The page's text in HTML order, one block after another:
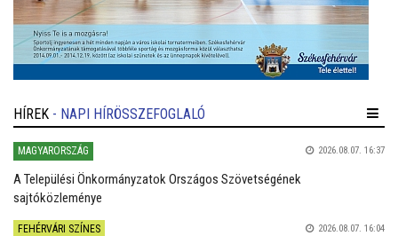
HÍREK - NAPI HÍRÖSSZEFOGLALÓ
MAGYARORSZÁG 2026.08.07. 16:37
A Települési Önkormányzatok Országos Szövetségének
sajtóközleménye
FEHÉRVÁRI SZÍNES 2026.08.07. 16:04